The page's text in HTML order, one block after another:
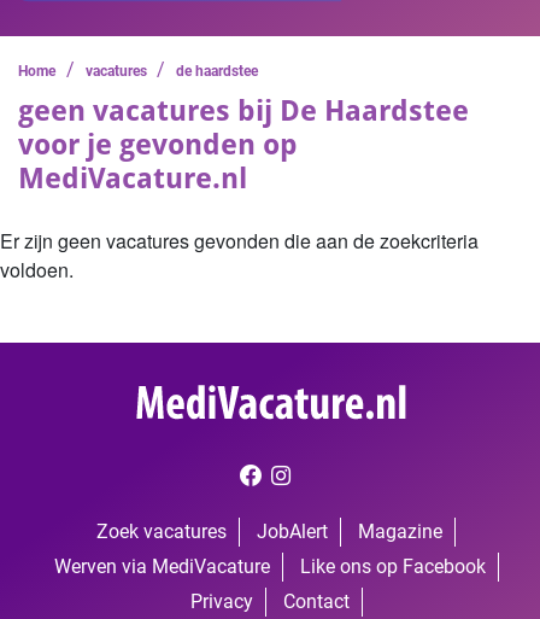
Home / vacatures / de haardstee
geen vacatures bij De Haardstee
voor je gevonden op
MediVacature.nl
Er zijn geen vacatures gevonden die aan de zoekcriteria
voldoen.
Zoek vacatures JobAlert
Magazine
Werven via MediVacature
Like ons op Facebook
Privacy
Contact